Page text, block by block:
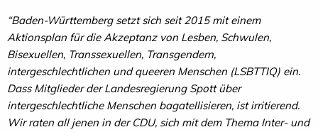
“Baden-Württemberg setzt sich seit 2015 mit einem
Aktionsplan für die Akzeptanz von Lesben, Schwulen,
Bisexuellen, Transsexuellen, Transgendern,
intergeschlechtlichen und queeren Menschen (LSBTTIQ) ein.
Dass Mitglieder der Landesregierung Spott über
intergeschlechtliche Menschen bagatellisieren, ist irritierend.
Wir raten all jenen in der CDU, sich mit dem Thema Inter- und